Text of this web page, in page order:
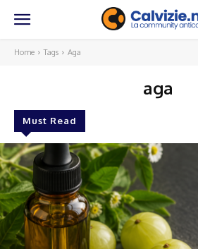
Home Tags Aga
aga
Must Read